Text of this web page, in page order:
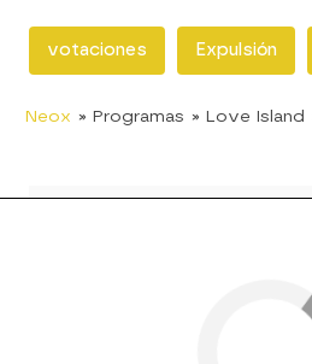
votaciones Expulsión
Neox » Programas » Love Island